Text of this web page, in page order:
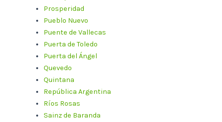
Prosperidad
Pueblo Nuevo
Puente de Vallecas
Puerta de Toledo
Puerta del Ángel
Quevedo
Quintana
República Argentina
Ríos Rosas
Sainz de Baranda